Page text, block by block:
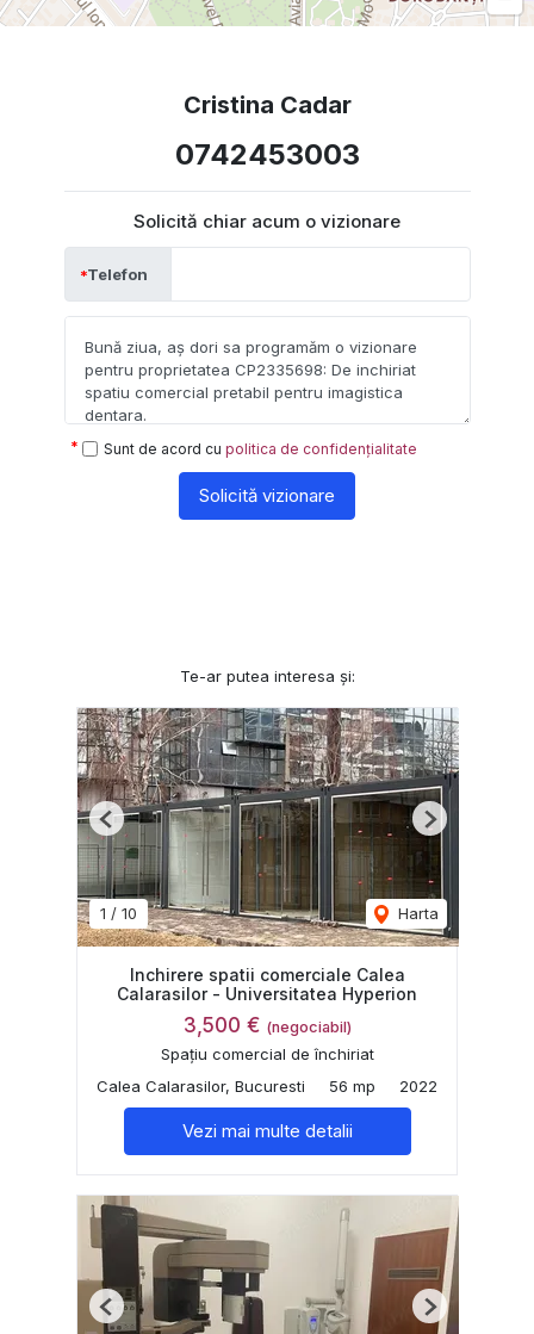
Cristina Cadar
0742453003
Solicită chiar acum o vizionare
Telefon
Sunt de acord cu politica de confidențialitate
Solicită vizionare
Te-ar putea interesa și:
1 / 10 Harta
Previous Next
Inchirere spatii comerciale Calea
Calarasilor - Universitatea Hyperion
3,500 € (negociabil)
Spațiu comercial de închiriat
Calea Calarasilor, Bucuresti
56 mp 2022
Vezi mai multe detalii
Previous Next